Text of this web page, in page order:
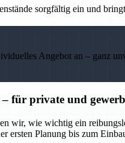
sorgfältig ein und
Angebot an – ganz
für private und
wir, wie wichtig ein
ersten Planung bis zum